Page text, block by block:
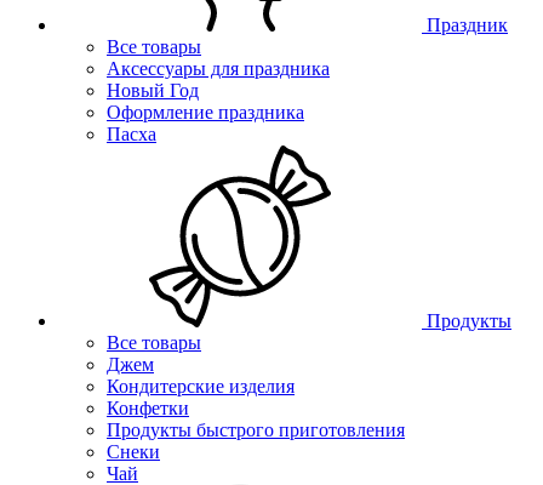
Праздник
Все товары
Аксессуары для праздника
Новый Год
Оформление праздника
Пасха
Продукты
Все товары
Джем
Кондитерские изделия
Конфетки
Продукты быстрого приготовления
Снеки
Чай